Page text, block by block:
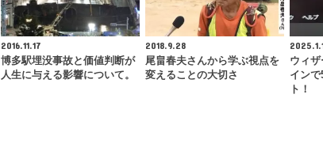
2016.11.17
博多駅埋没事故と価値判断が
人生に与える影響について。
2018.9.28
尾畠春夫さんから学ぶ視点を
変えることの大切さ
ウィ
イン
ト！